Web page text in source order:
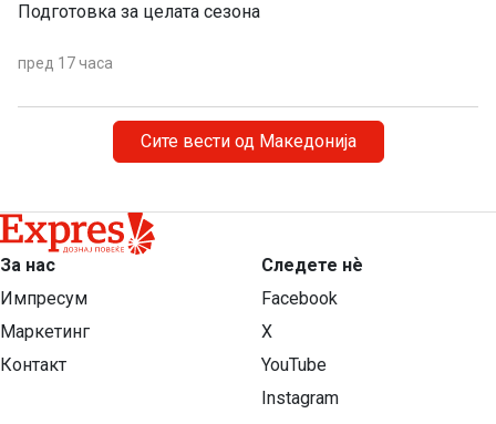
Подготовка за целата сезона
пред 17 часа
Сите вести од Македонија
За нас
Импресум
Маркетинг
Контакт
Следете нѐ
Facebook
X
YouTube
Instagram